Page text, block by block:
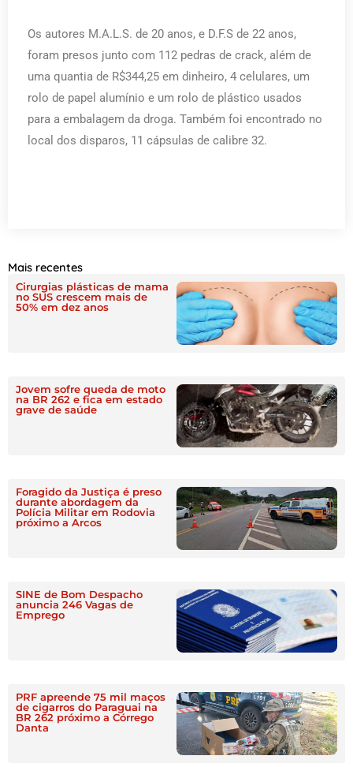
Os autores M.A.L.S. de 20 anos, e D.F.S de 22 anos,
foram presos junto com 112 pedras de crack, além de
uma quantia de R$344,25 em dinheiro, 4 celulares, um
rolo de papel alumínio e um rolo de plástico usados
para a embalagem da droga. Também foi encontrado no
local dos disparos, 11 cápsulas de calibre 32.
Mais recentes
Cirurgias plásticas de mama
no SUS crescem mais de
50% em dez anos
Jovem sofre queda de moto
na BR 262 e fica em estado
grave de saúde
Foragido da Justiça é preso
durante abordagem da
Polícia Militar em Rodovia
próximo a Arcos
SINE de Bom Despacho
anuncia 246 Vagas de
Emprego
PRF apreende 75 mil maços
de cigarros do Paraguai na
BR 262 próximo a Córrego
Danta